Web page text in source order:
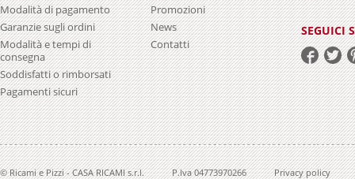
Modalità di pagamento
Garanzie sugli ordini
Modalità e tempi di
consegna
Soddisfatti o rimborsati
Pagamenti sicuri
Promozioni
News
Contatti
SEGUICI
© Ricami e Pizzi - CASA RICAMI s.r.l. P.Iva 04773970266 Privacy policy